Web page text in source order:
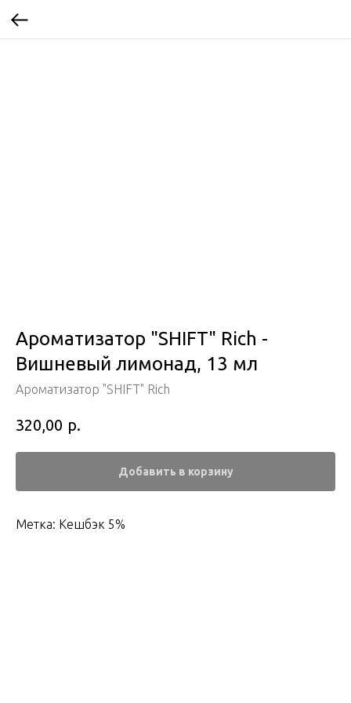
Ароматизатор "SHIFT" Rich -
Вишневый лимонад, 13 мл
Ароматизатор "SHIFT" Rich
320,00 р.
Добавить в корзину
Метка: Кешбэк 5%